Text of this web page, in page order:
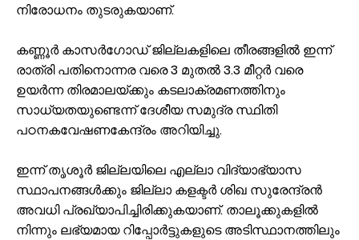
നിരോധനം തുടരുകയാണ്.
കണ്ണൂർ കാസർഗോഡ് ജില്ലകളിലെ തീരങ്ങളിൽ ഇന്ന്
രാത്രി പതിനൊന്നര വരെ 3 മുതൽ 3.3 മീറ്റർ വരെ
ഉയർന്ന തിരമാലയ്ക്കും കടലാക്രമണത്തിനും
സാധ്യതയുണ്ടെന്ന് ദേശീയ സമുദ്ര സ്ഥിതി
പഠനകവേഷണകേന്ദ്രം അറിയിച്ചു.
ഇന്ന് തൃശൂർ ജില്ലയിലെ എല്ലാ വിദ്യാഭ്യാസ
സ്ഥാപനങ്ങൾക്കും ജില്ലാ കളക്ടർ ശിഖ സുരേന്ദ്രൻ
അവധി പ്രഖ്യാപിച്ചിരിക്കുകയാണ്. താലൂക്കുകളിൽ
നിന്നും ലഭ്യമായ റിപ്പോർട്ടുകളുടെ അടിസ്ഥാനത്തിലും